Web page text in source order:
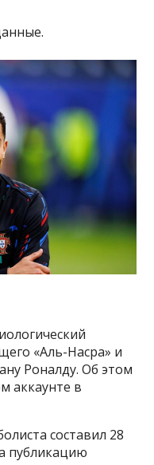
«Аль-Насра» и
Роналду. Об этом
аккаунте в
составил 28
публикацию